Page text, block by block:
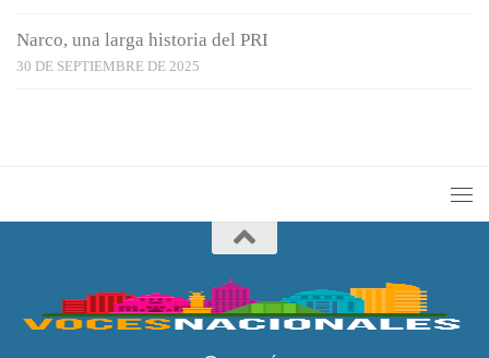
Narco, una larga historia del PRI
30 DE SEPTIEMBRE DE 2025